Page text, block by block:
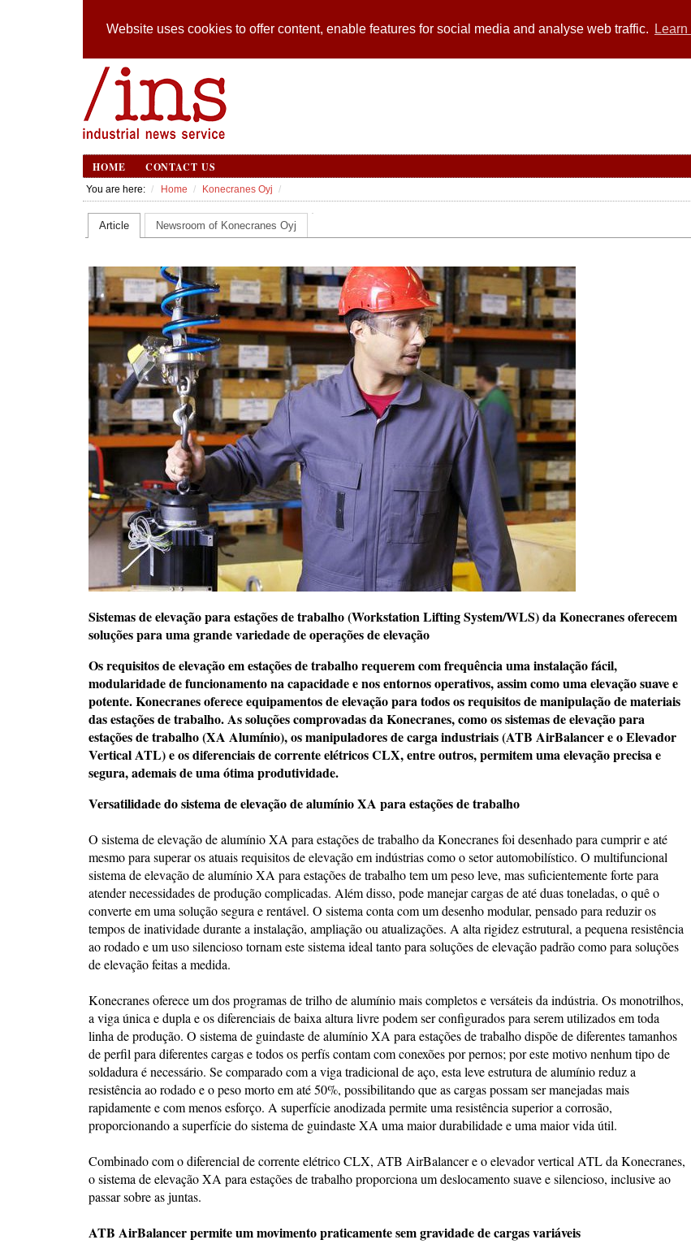
Website uses cookies to offer content, enable features for social media and analyse web traffic.
HOME CONTACT US
You are here: Home Konecranes Oyj
Article Newsroom of Konecranes Oyj
Sistemas de elevação para estações de trabalho (Workstation Lifting System/WLS) da Konecranes oferecem
soluções para uma grande variedade de operações de elevação
Os requisitos de elevação em estações de trabalho requerem com frequência uma instalação fácil,
modularidade de funcionamento na capacidade e nos entornos operativos, assim como uma elevação suave e
potente. Konecranes oferece equipamentos de elevação para todos os requisitos de manipulação de materiais
das estações de trabalho. As soluções comprovadas da Konecranes, como os sistemas de elevação para
estações de trabalho (XA Alumínio), os manipuladores de carga industriais (ATB AirBalancer e o Elevador
Vertical ATL) e os diferenciais de corrente elétricos CLX, entre outros, permitem uma elevação precisa e
segura, ademais de uma ótima produtividade.
Versatilidade do sistema de elevação de alumínio XA para estações de trabalho
O sistema de elevação de alumínio XA para estações de trabalho da Konecranes foi desenhado para cumprir e até
mesmo para superar os atuais requisitos de elevação em indústrias como o setor automobilístico. O multifuncional
sistema de elevação de alumínio XA para estações de trabalho tem um peso leve, mas suficientemente forte para
atender necessidades de produção complicadas. Além disso, pode manejar cargas de até duas toneladas, o quê o
converte em uma solução segura e rentável. O sistema conta com um desenho modular, pensado para reduzir os
tempos de inatividade durante a instalação, ampliação ou atualizações. A alta rigidez estrutural, a pequena resistência
ao rodado e um uso silencioso tornam este sistema ideal tanto para soluções de elevação padrão como para soluções
de elevação feitas a medida.
Konecranes oferece um dos programas de trilho de alumínio mais completos e versáteis da indústria. Os monotrilhos,
a viga única e dupla e os diferenciais de baixa altura livre podem ser configurados para serem utilizados em toda
linha de produção. O sistema de guindaste de alumínio XA para estações de trabalho dispõe de diferentes tamanhos
de perfil para diferentes cargas e todos os perfís contam com conexões por pernos; por este motivo nenhum tipo de
soldadura é necessário. Se comparado com a viga tradicional de aço, esta leve estrutura de alumínio reduz a
resistência ao rodado e o peso morto em até 50%, possibilitando que as cargas possam ser manejadas mais
rapidamente e com menos esforço. A superfície anodizada permite uma resistência superior a corrosão,
proporcionando a superfície do sistema de guindaste XA uma maior durabilidade e uma maior vida útil.
Combinado com o diferencial de corrente elétrico CLX, ATB AirBalancer e o elevador vertical ATL da Konecranes,
o sistema de elevação XA para estações de trabalho proporciona um deslocamento suave e silencioso, inclusive ao
passar sobre as juntas.
ATB AirBalancer permite um movimento praticamente sem gravidade de cargas variáveis